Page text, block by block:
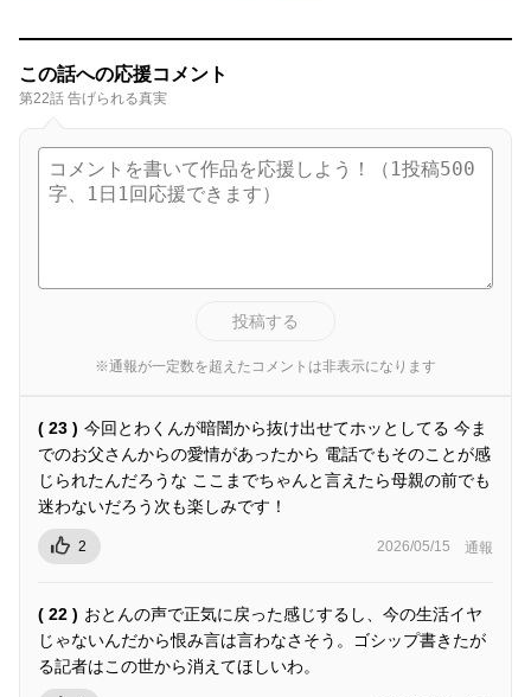
この話への応援コメント
第22話 告げられる真実
投稿する
※通報が一定数を超えたコメントは非表示になります
( 23 ) 今回とわくんが暗闇から抜け出せてホッとしてる 今ま
でのお父さんからの愛情があったから 電話でもそのことが感
じられたんだろうな ここまでちゃんと言えたら母親の前でも
迷わないだろう次も楽しみです！
2 2026/05/15 通報
( 22 ) おとんの声で正気に戻った感じするし、今の生活イヤ
じゃないんだから恨み言は言わなさそう。ゴシップ書きたが
る記者はこの世から消えてほしいわ。